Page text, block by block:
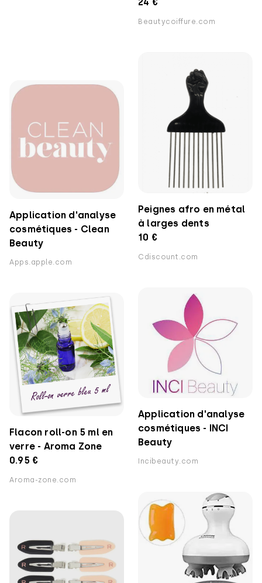
Beautycoiffure.com
Peignes afro en métal
à larges dents
10 €
Cdiscount.com
‎Application d'analyse
cosmétiques - Clean
Beauty
Apps.apple.com
Application d'analyse
cosmétiques - ‎INCI
Beauty
Incibeauty.com
Flacon roll-on 5 ml en
verre - Aroma Zone
0.95 €
Aroma-zone.com